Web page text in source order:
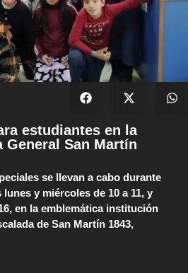
estudiantes en la
San Martín
se llevan a cabo durante
y miércoles de 10 a 11, y
en la emblemática institución
de San Martín 1843,